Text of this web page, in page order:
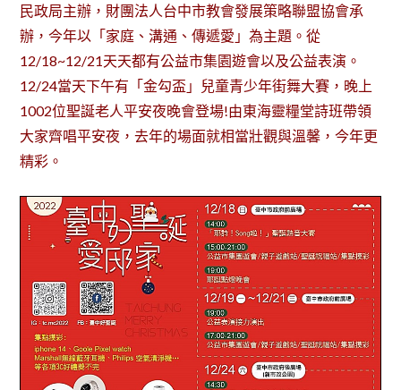
民政局主辦，財團法人台中市教會發展策略聯盟協會承
辦，今年以「家庭、溝通、傳遞愛」為主題。從
12/18~12/21天天都有公益市集園遊會以及公益表演。
12/24當天下午有「金勾盃」兒童青少年街舞大賽，晚上
1002位聖誕老人平安夜晚會登場!由東海靈糧堂詩班帶領
大家齊唱平安夜，去年的場面就相當壯觀與溫馨，今年更
精彩。